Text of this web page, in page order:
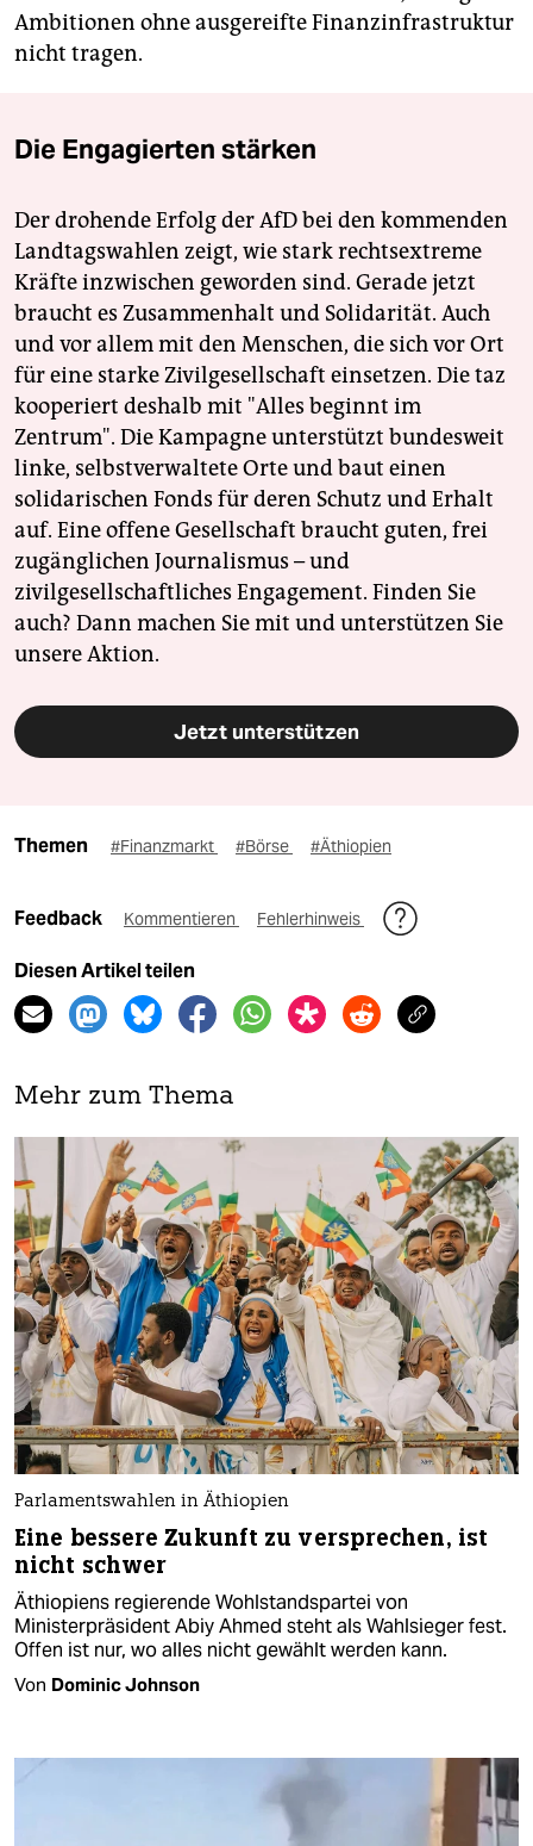
Ambitionen ohne ausgereifte Finanzinfrastruktur
nicht tragen.
Die Engagierten stärken
Der drohende Erfolg der AfD bei den kommenden
Landtagswahlen zeigt, wie stark rechtsextreme
Kräfte inzwischen geworden sind. Gerade jetzt
braucht es Zusammenhalt und Solidarität. Auch
und vor allem mit den Menschen, die sich vor Ort
für eine starke Zivilgesellschaft einsetzen. Die taz
kooperiert deshalb mit "Alles beginnt im
Zentrum". Die Kampagne unterstützt bundesweit
linke, selbstverwaltete Orte und baut einen
solidarischen Fonds für deren Schutz und Erhalt
auf. Eine offene Gesellschaft braucht guten, frei
zugänglichen Journalismus – und
zivilgesellschaftliches Engagement. Finden Sie
auch? Dann machen Sie mit und unterstützen Sie
unsere Aktion.
Jetzt unterstützen
Themen #Finanzmarkt #Börse #Äthiopien
Feedback Kommentieren Fehlerhinweis
Diesen Artikel teilen
Mehr zum Thema
Parlamentswahlen in Äthiopien
Eine bessere Zukunft zu versprechen, ist
nicht schwer
Äthiopiens regierende Wohlstandspartei von
Ministerpräsident Abiy Ahmed steht als Wahlsieger fest.
Offen ist nur, wo alles nicht gewählt werden kann.
Von Dominic Johnson